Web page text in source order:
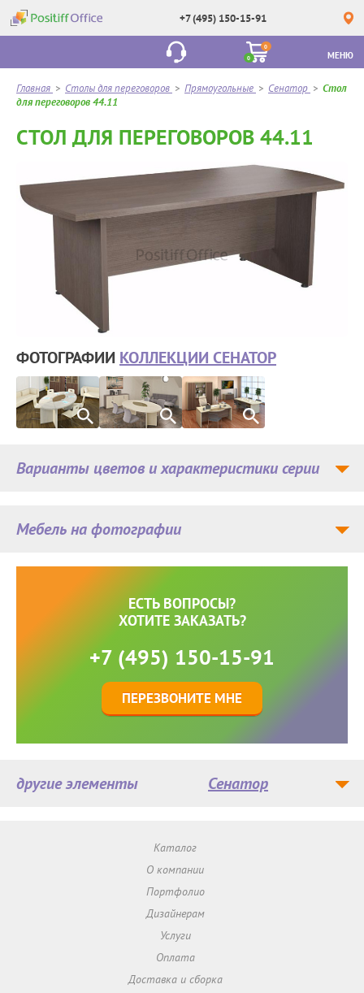
+7 (495) 150-15-91
0
0
МЕНЮ
Главная > Столы для переговоров > Прямоугольные > Сенатор > Стол
для переговоров 44.11
СТОЛ ДЛЯ ПЕРЕГОВОРОВ 44.11
ФОТОГРАФИИ КОЛЛЕКЦИИ СЕНАТОР
Мебель на фотографии
Варианты цветов и характеристики серии
ЕСТЬ ВОПРОСЫ?
ХОТИТЕ ЗАКАЗАТЬ?
+7 (495) 150-15-91
ПЕРЕЗВОНИТЕ МНЕ
другие элементы Сенатор
Каталог
О компании
Портфолио
Дизайнерам
Услуги
Оплата
Доставка и сборка